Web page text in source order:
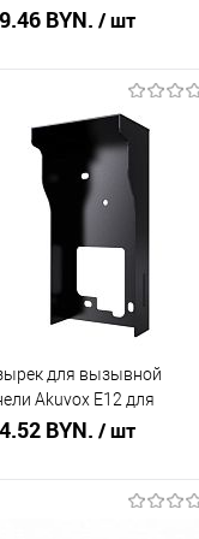
BYN. / шт
В корзину
в 1 клик
Сравнение
для вызывной
Akuvox E12 для
монтажа (черный)
BYN. / шт